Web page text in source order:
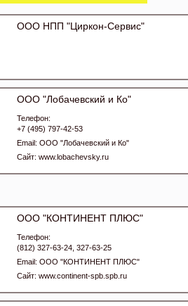
ООО НПП "Циркон-Сервис"
ООО "Лобачевский и Ко"
Телефон:
+7 (495) 797-42-53
Email: ООО "Лобачевский и Ко"
Сайт: www.lobachevsky.ru
ООО "КОНТИНЕНТ ПЛЮС"
Телефон:
(812) 327-63-24, 327-63-25
Email: ООО "КОНТИНЕНТ ПЛЮС"
Сайт: www.continent-spb.spb.ru